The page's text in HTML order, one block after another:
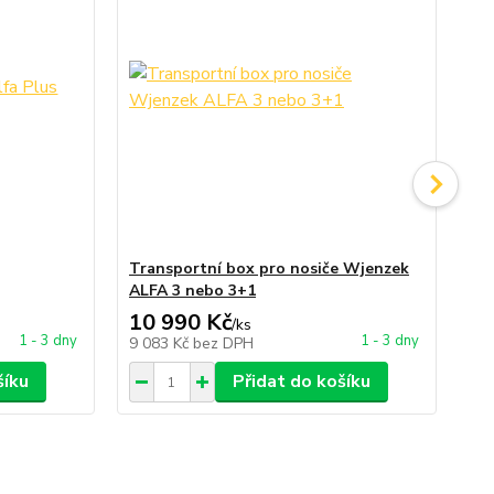
1 - 3 dny
Transportní box pro nosiče Wjenzek
ALFA 3 nebo 3+1
10 990 Kč/ks
9 083 Kč bez DPH 1 - 3 dny
Přidat do košíku